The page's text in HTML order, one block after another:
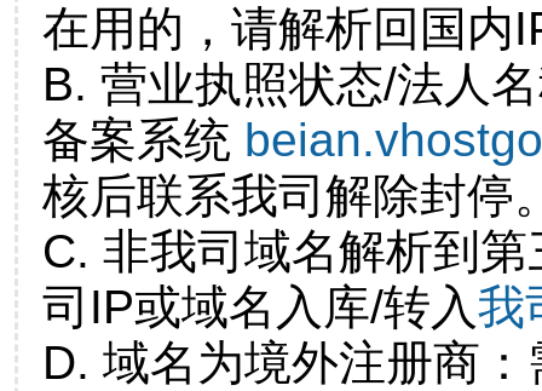
在用的，请解析回国内
B. 营业执照状态/法人
备案系统
核后联系我司解除封停
C. 非我司域名解析到
司IP或域名入库/转入我
D. 域名为境外注册商